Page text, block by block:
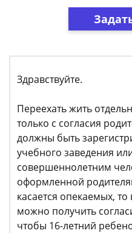
Здравствуйте.
Переехать жить
только с согласия
должны быть
учебного заведения
совершеннолетним
оформленной
касается опекаемых,
можно получить
чтобы 16-летний